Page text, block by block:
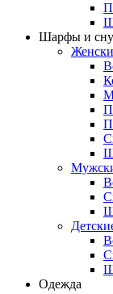
Шарфы и
Одежда